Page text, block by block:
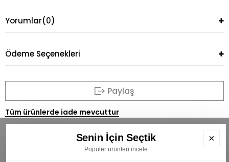
Yorumlar(0)
Ödeme Seçenekleri
Paylaş
Tüm ürünlerde iade mevcuttur
Senin İçin Seçtik
Popüler ürünleri incele
×